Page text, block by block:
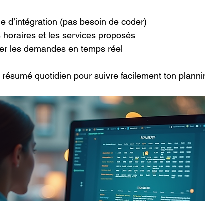
d’intégration (pas besoin de coder)
horaires et les services proposés
les demandes en temps réel
quotidien pour suivre facilement ton